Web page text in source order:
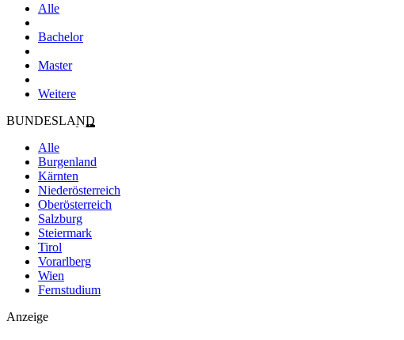
Alle
Bachelor
Master
Weitere
BUNDESLAND
Alle
Burgenland
Kärnten
Niederösterreich
Oberösterreich
Salzburg
Steiermark
Tirol
Vorarlberg
Wien
Fernstudium
Anzeige